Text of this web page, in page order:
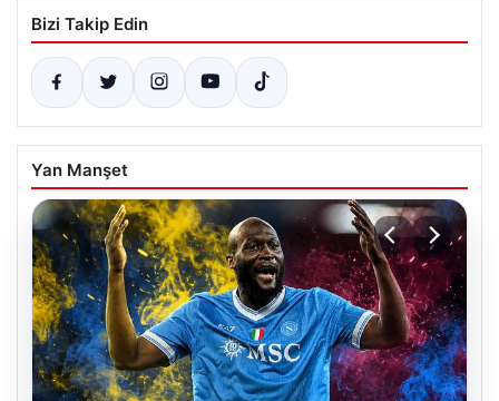
Bizi Takip Edin
Yan Manşet